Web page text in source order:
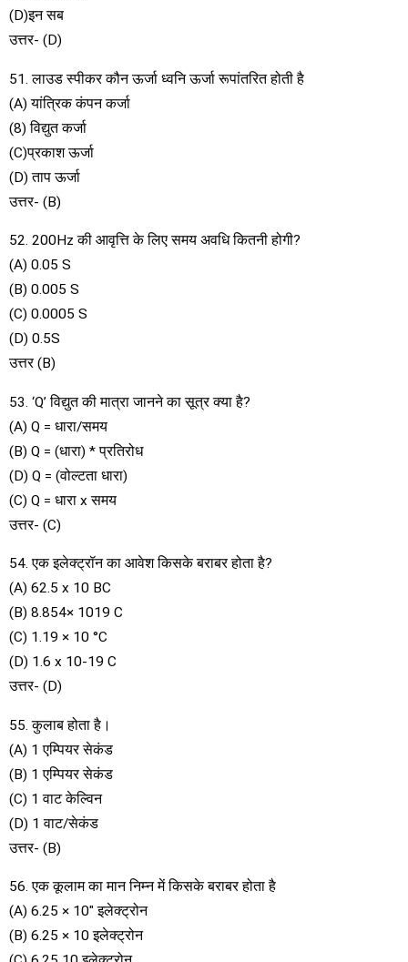
(D)इन सब
उत्तर- (D)
51. लाउड स्पीकर कौन ऊर्जा ध्वनि ऊर्जा रूपांतरित होती है
(A) यांत्रिक कंपन कर्जा
(8) विद्युत कर्जा
(C)प्रकाश ऊर्जा
(D) ताप ऊर्जा
उत्तर- (B)
52. 200Hz की आवृत्ति के लिए समय अवधि कितनी होगी?
(A) 0.05 S
(B) 0.005 S
(C) 0.0005 S
(D) 0.5S
उत्तर (B)
53. ‘Q’ विद्युत की मात्रा जानने का सूत्र क्या है?
(A) Q = धारा/समय
(B) Q = (धारा) * प्रतिरोध
(D) Q = (वोल्टता धारा)
(C) Q = धारा x समय
उत्तर- (C)
54. एक इलेक्ट्रॉन का आवेश किसके बराबर होता है?
(A) 62.5 x 10 BC
(B) 8.854× 1019 C
(C) 1.19 × 10 °C
(D) 1.6 x 10-19 C
उत्तर- (D)
55. कुलाब होता है।
(A) 1 एम्पियर सेकंड
(B) 1 एम्पियर सेकंड
(C) 1 वाट केल्विन
(D) 1 वाट/सेकंड
उत्तर- (B)
56. एक कूलाम का मान निम्न में किसके बराबर होता है
(A) 6.25 × 10″ इलेक्ट्रोन
(B) 6.25 × 10 इलेक्ट्रोन